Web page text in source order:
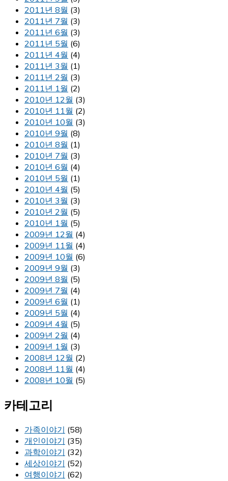
2011년 8월 (3)
2011년 7월 (3)
2011년 6월 (3)
2011년 5월 (6)
2011년 4월 (4)
2011년 3월 (1)
2011년 2월 (3)
2011년 1월 (2)
2010년 12월 (3)
2010년 11월 (2)
2010년 10월 (3)
2010년 9월 (8)
2010년 8월 (1)
2010년 7월 (3)
2010년 6월 (4)
2010년 5월 (1)
2010년 4월 (5)
2010년 3월 (3)
2010년 2월 (5)
2010년 1월 (5)
2009년 12월 (4)
2009년 11월 (4)
2009년 10월 (6)
2009년 9월 (3)
2009년 8월 (5)
2009년 7월 (4)
2009년 6월 (1)
2009년 5월 (4)
2009년 4월 (5)
2009년 2월 (4)
2009년 1월 (3)
2008년 12월 (2)
2008년 11월 (4)
2008년 10월 (5)
카테고리
가족이야기 (58)
개인이야기 (35)
과학이야기 (32)
세상이야기 (52)
여행이야기 (62)